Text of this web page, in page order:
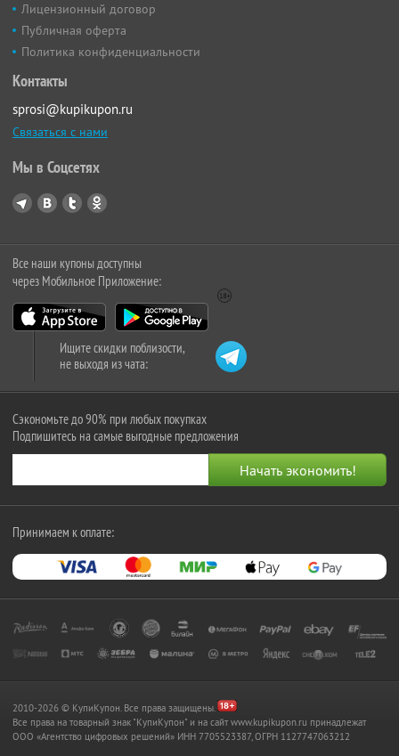
Лицензионный договор
Публичная оферта
Политика конфиденциальности
Контакты
sprosi@kupikupon.ru
Связаться с нами
Мы в Соцсетях
Все наши купоны доступны
через Мобильное Приложение:
Ищите скидки поблизости,
не выходя из чата:
Сэкономьте до 90% при любых покупках
Подпишитесь на самые выгодные предложения
Принимаем к оплате:
2010-2026 © КупиКупон. Все права защищены.
Все права на товарный знак "КупиКупон" и на сайт www.kupikupon.ru принадлежат
OOO «Агентство цифровых решений» ИНН 7705523387, ОГРН 1127747063212